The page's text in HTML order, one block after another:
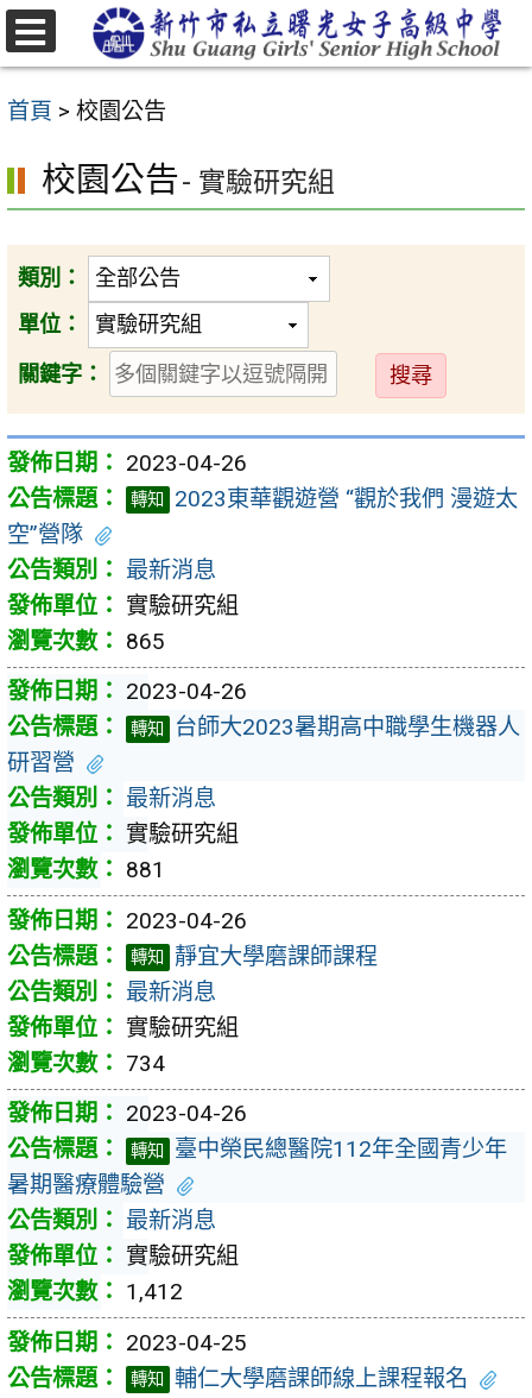
跳
至
要
容
首頁 > 校園公告
校園公告- 實驗研究組
類別：
單位：
關鍵字：
送
出
2023-04-26
轉知
2023東華觀遊營 “觀於我們 漫遊太
空”營隊
最新消息
實驗研究組
865
2023-04-26
轉知
台師大2023暑期高中職學生機器人
研習營
最新消息
實驗研究組
881
2023-04-26
轉知
靜宜大學磨課師課程
最新消息
實驗研究組
734
2023-04-26
轉知
臺中榮民總醫院112年全國青少年
暑期醫療體驗營
最新消息
實驗研究組
1,412
2023-04-25
轉知
輔仁大學磨課師線上課程報名
選
單